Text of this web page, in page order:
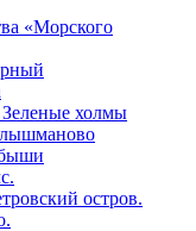
«Морского
холмы
остров.